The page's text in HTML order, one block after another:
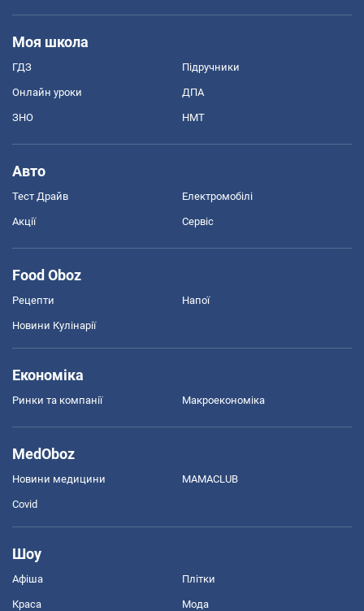
Моя школа
ГДЗ Підручники
Онлайн уроки ДПА
ЗНО НМТ
Авто
Тест Драйв Електромобілі
Акції Сервіс
Food Oboz
Рецепти Напої
Новини Кулінарії
Економіка
Ринки та компанії Макроекономіка
MedOboz
Новини медицини MAMACLUB
Covid
Шоу
Афіша Плітки
Краса Мода